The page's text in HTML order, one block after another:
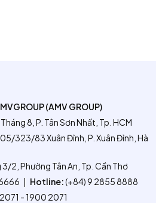
(AMV GROUP)
8, P. Tân Sơn Nhất, Tp. HCM
323/83 Xuân Đỉnh, P. Xuân Đỉnh, Hà
2, Phường Tân An, Tp. Cần Thơ
| Hotline:(+84) 9 2855 8888
- 1900 2071